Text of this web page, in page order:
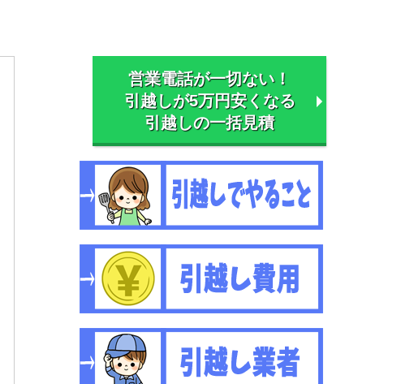
営業電話が一切ない！
引越しが5万円安くなる
引越しの一括見積